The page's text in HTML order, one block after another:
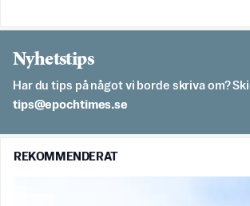
Nyhetstips
Har du tips på något vi borde skriva om?
es.semithcope@spit
REKOMMENDERAT